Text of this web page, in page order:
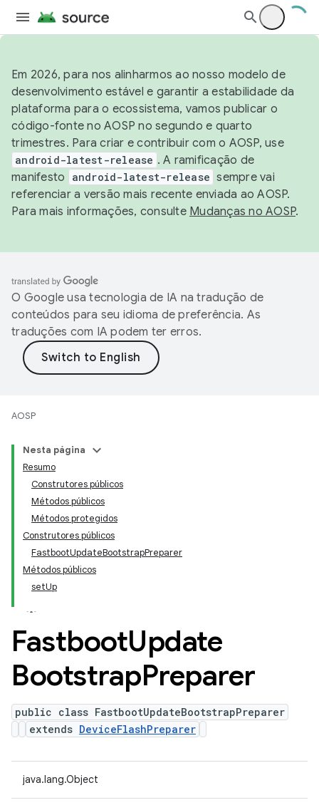
Em 2026, para nos alinharmos ao nosso modelo de
desenvolvimento estável e garantir a estabilidade da
plataforma para o ecossistema, vamos publicar o
código-fonte no AOSP no segundo e quarto
trimestres. Para criar e contribuir com o AOSP, use
android-latest-release . A ramificação de
manifesto
android-latest-release sempre vai
referenciar a versão mais recente enviada ao AOSP.
Para mais informações, consulte Mudanças no AOSP.
O Google usa tecnologia de IA na tradução de
conteúdos para seu idioma de preferência. As
traduções com IA podem ter erros.
AOSP
Nesta página
Resumo
Construtores públicos
Métodos públicos
Métodos protegidos
Construtores públicos
FastbootUpdateBootstrapPreparer
Métodos públicos
setUp
FastbootUpdate
BootstrapPreparer
public class FastbootUpdateBootstrapPreparer
extends DeviceFlashPreparer
java.lang.Object